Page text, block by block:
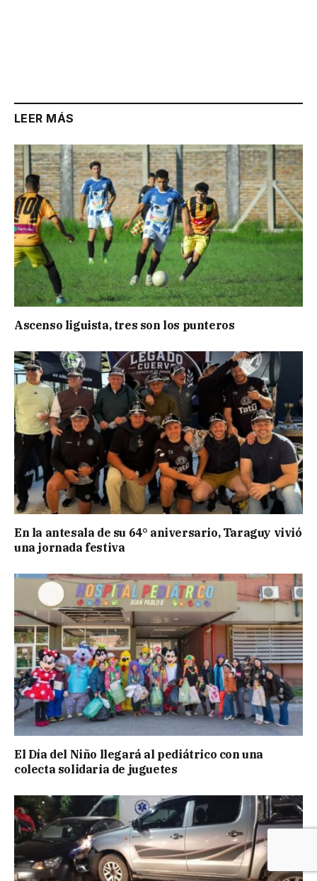
LEER MÁS
Ascenso liguista, tres son los punteros
En la antesala de su 64° aniversario, Taraguy vivió
una jornada festiva
El Día del Niño llegará al pediátrico con una
colecta solidaria de juguetes